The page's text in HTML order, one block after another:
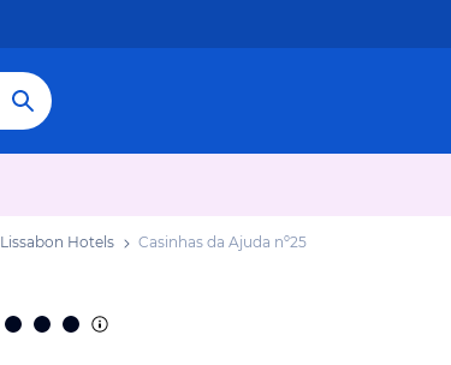
Lissabon Hotels Casinhas da Ajuda nº25